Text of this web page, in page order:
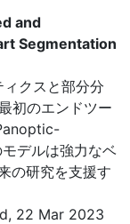
and
Segmentation
クスと部分分
初のエンドツー
デルは強力なベ
の研究を支援す
22 Mar 2023